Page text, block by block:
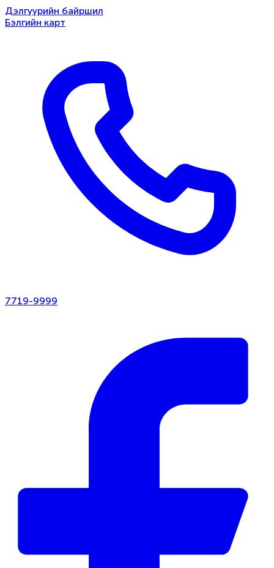
Дэлгүүрийн байршил
Бэлгийн карт
7719-9999